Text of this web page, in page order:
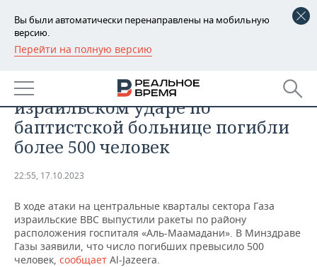
Вы были автоматически перенаправлены на мобильную
версию.
Перейти на полную версию
РЕГИОНЫ
БАШКОРТОСТАН
ТАТАРСТАН
УДМУРТИЯ
НОВОСТИ
АНАЛИТИКА
НОВОСТИ АНАЛИТИКИ
ДЕКЛАРАЦИИ О ДОХОДАХ
КОРОЛИ ГОСЗАКАЗА ПФО
ВУЗЫ ТАТАРСТАНА
ЭКОНОМИКА
НОВОСТИ ЭКОНОМИКИ
ФИНАНСЫ
БАНКИ
ПРОМЫШЛЕННОСТЬ
НОВОСТИ
ПРОМЫШЛЕННОСТИ
АГРОПРОМ
НЕДВИЖИМОСТЬ
НОВОСТИ НЕДВИЖИМОСТИ
АВТО
Минздрав Газы: при
израильском ударе по
баптистской больнице погибли
более 500 человек
22:55, 17.10.2023
В ходе атаки на центральные кварталы сектора Газа
израильские ВВС выпустили ракеты по району
расположения госпиталя «Аль-Маамадани». В Минздраве
Газы заявили, что число погибших превысило 500
человек, сообщает Al-Jazeera.